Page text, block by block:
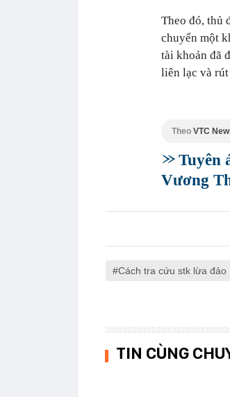
Theo đó, thủ
chuyển một
tài khoản đã
liên lạc và rút
Theo VTC
Tuyên
Vương
Cách tra cứu stk lừa đảo
TIN CÙNG